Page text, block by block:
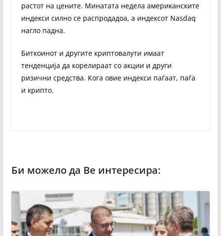
растот на цените. Минатата недела американските
индекси силно се распродадоа, а индексот Nasdaq
нагло падна.
Биткоинот и другите криптовалути имаат
тенденција да корелираат со акции и други
ризични средства. Кога овие индекси паѓаат, паѓа
и крипто.